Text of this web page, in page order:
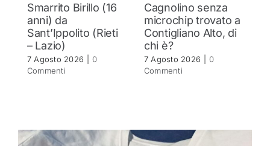
Smarrito Birillo (16
anni) da
Sant’Ippolito (Rieti
– Lazio)
7 Agosto 2026
0
Commenti
Cagnolino senza
microchip trovato a
Contigliano Alto, di
chi è?
7 Agosto 2026
0
Commenti